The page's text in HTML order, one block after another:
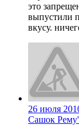
это
выпустили
вкусу.
26 июля
Сашок Рему'